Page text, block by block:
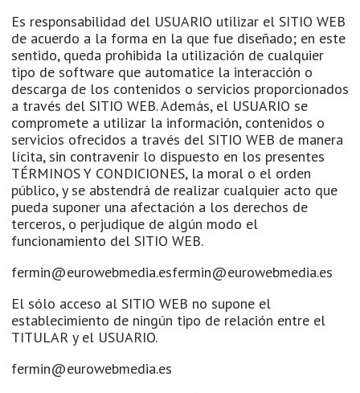
Es responsabilidad del USUARIO utilizar el SITIO WEB
de acuerdo a la forma en la que fue diseñado; en este
sentido, queda prohibida la utilización de cualquier
tipo de software que automatice la interacción o
descarga de los contenidos o servicios proporcionados
a través del SITIO WEB. Además, el USUARIO se
compromete a utilizar la información, contenidos o
servicios ofrecidos a través del SITIO WEB de manera
lícita, sin contravenir lo dispuesto en los presentes
TÉRMINOS Y CONDICIONES, la moral o el orden
público, y se abstendrá de realizar cualquier acto que
pueda suponer una afectación a los derechos de
terceros, o perjudique de algún modo el
funcionamiento del SITIO WEB.
fermin@eurowebmedia.esfermin@eurowebmedia.es
El sólo acceso al SITIO WEB no supone el
establecimiento de ningún tipo de relación entre el
TITULAR y el USUARIO.
fermin@eurowebmedia.es